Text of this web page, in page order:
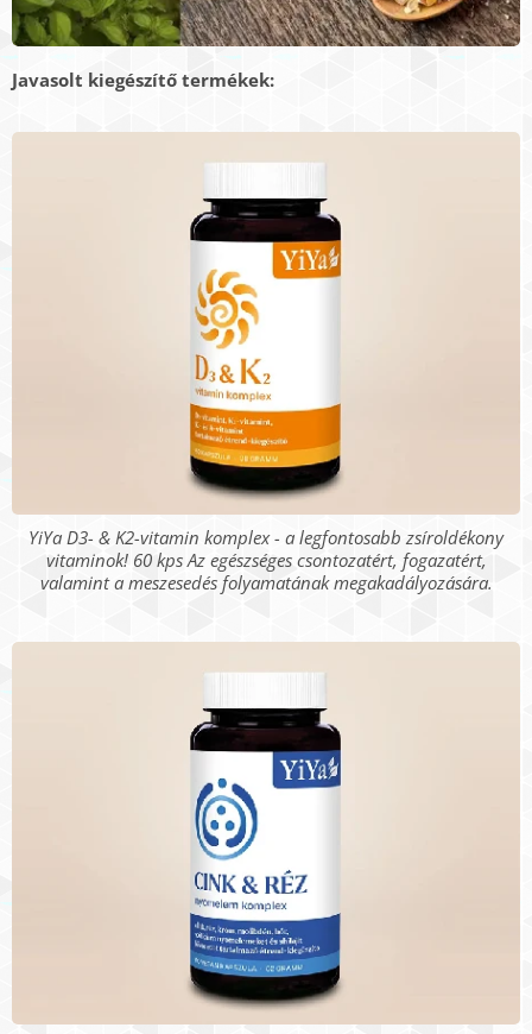
Javasolt kiegészítő termékek:
YiYa D3- & K2-vitamin komplex - a legfontosabb zsíroldékony
vitaminok! 60 kps Az egészséges csontozatért, fogazatért,
valamint a meszesedés folyamatának megakadályozására.